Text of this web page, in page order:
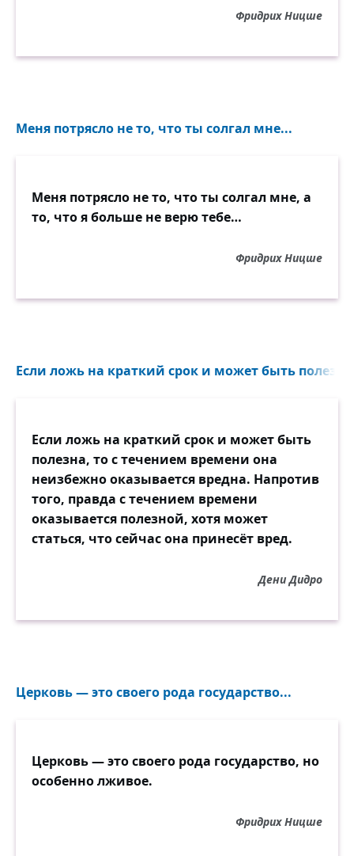
Фридрих Ницше
Меня потрясло не то, что ты солгал мне...
Меня потрясло не то, что ты солгал мне, а
то, что я больше не верю тебе…
Фридрих Ницше
Если ложь на краткий срок и может быть
Если ложь на краткий срок и может быть
полезна, то с течением времени она
неизбежно оказывается вредна. Напротив
того, правда с течением времени
оказывается полезной, хотя может
статься, что сейчас она принесёт вред.
Дени Дидро
Церковь — это своего рода государство...
Церковь — это своего рода государство, но
особенно лживое.
Фридрих Ницше